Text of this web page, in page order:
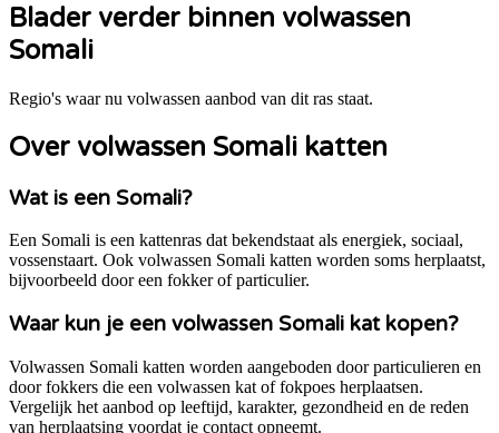
Blader verder binnen volwassen
Somali
Regio's waar nu volwassen aanbod van dit ras staat.
Over volwassen Somali katten
Wat is een Somali?
Een Somali is een kattenras dat bekendstaat als energiek, sociaal,
vossenstaart. Ook volwassen Somali katten worden soms herplaatst,
bijvoorbeeld door een fokker of particulier.
Waar kun je een volwassen Somali kat kopen?
Volwassen Somali katten worden aangeboden door particulieren en
door fokkers die een volwassen kat of fokpoes herplaatsen.
Vergelijk het aanbod op leeftijd, karakter, gezondheid en de reden
van herplaatsing voordat je contact opneemt.